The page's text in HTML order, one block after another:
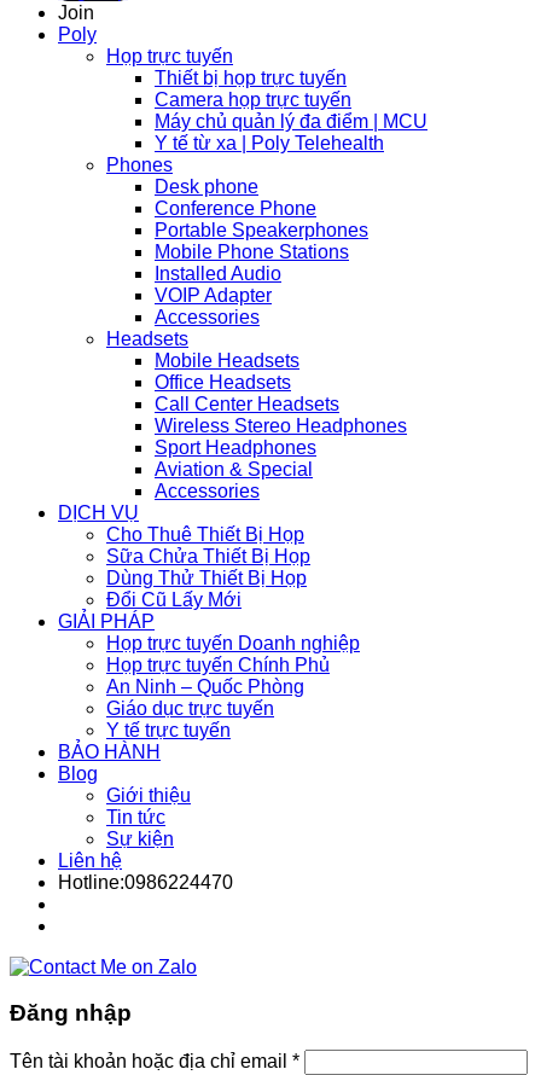
Join
Poly
Họp trực tuyến
Thiết bị họp trực tuyến
Camera họp trực tuyến
Máy chủ quản lý đa điểm | MCU
Y tế từ xa | Poly Telehealth
Phones
Desk phone
Conference Phone
Portable Speakerphones
Mobile Phone Stations
Installed Audio
VOIP Adapter
Accessories
Headsets
Mobile Headsets
Office Headsets
Call Center Headsets
Wireless Stereo Headphones
Sport Headphones
Aviation & Special
Accessories
DỊCH VỤ
Cho Thuê Thiết Bị Họp
Sữa Chửa Thiết Bị Họp
Dùng Thử Thiết Bị Họp
Đổi Cũ Lấy Mới
GIẢI PHÁP
Họp trực tuyến Doanh nghiệp
Họp trực tuyến Chính Phủ
An Ninh – Quốc Phòng
Giáo dục trực tuyến
Y tế trực tuyến
BẢO HÀNH
Blog
Giới thiệu
Tin tức
Sự kiện
Liên hệ
Hotline:0986224470
Đăng nhập
Tên tài khoản hoặc địa chỉ email *